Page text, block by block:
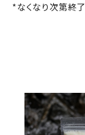
*なくなり次第終了